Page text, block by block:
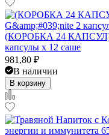
(КОРОБКА 24 КАПСУЛ)
капсулы x 12 саше
981,80 ₽
В наличии
В корзину